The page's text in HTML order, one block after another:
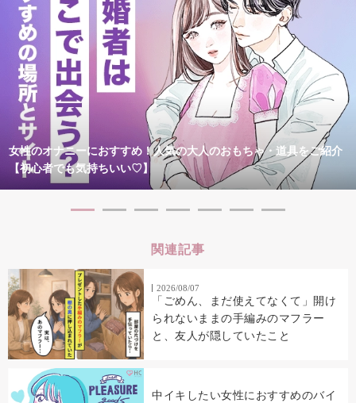
女性のオナニーにおすすめ！人気の大人のおもちゃ・道具をご紹介
【初心者でも気持ちいい♡】
関連記事
2026/08/07
「ごめん、まだ使えてなくて」開け
られないままの手編みのマフラー
と、友人が隠していたこと
中イキしたい女性におすすめのバイ